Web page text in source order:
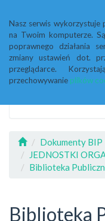
Nasz serwis
na Twoim komputerze.
poprawnego działania
zmiany ustawień dot.
przeglądarce.
przechowywanie plików
Dokumenty BIP
JEDNOSTKI
Biblioteka
Biblioteka